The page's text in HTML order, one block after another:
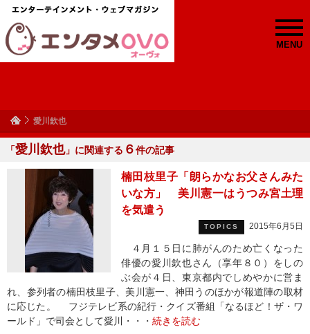
MENU
愛川欽也
「愛川欽也」に関連する ６件の記事
楠田枝里子「朗らかなお父さんみた
いな方」 美川憲一はうつみ宮土理
を気遣う
TOPICS 2015年6月5日
４月１５日に肺がんのため亡くなった
俳優の愛川欽也さん（享年８０）をしの
ぶ会が４日、東京都内でしめやかに営ま
れ、参列者の楠田枝里子、美川憲一、神田うのほかが報道陣の取材
に応じた。 フジテレビ系の紀行・クイズ番組「なるほど！ザ・ワ
ールド」で司会として愛川・・・ 続きを読む